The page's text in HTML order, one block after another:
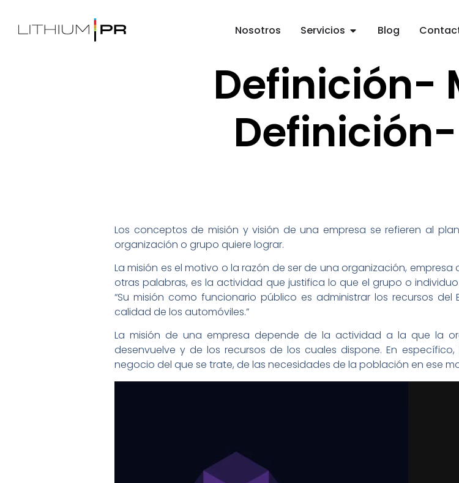
Nosotros Servicios Blog
Definición-
Los conceptos de misión y visión de una empresa se refieren al
organización o grupo quiere lograr.
La misión es el motivo o la razón de ser de una organización,
otras palabras, es la actividad que justifica lo que el grupo o
“Su misión como funcionario público es administrar los recursos del
calidad de los automóviles.”
La misión de una empresa depende de la actividad a la que la
desenvuelve y de los recursos de los cuales dispone. En
negocio del que se trate, de las necesidades de la población en ese